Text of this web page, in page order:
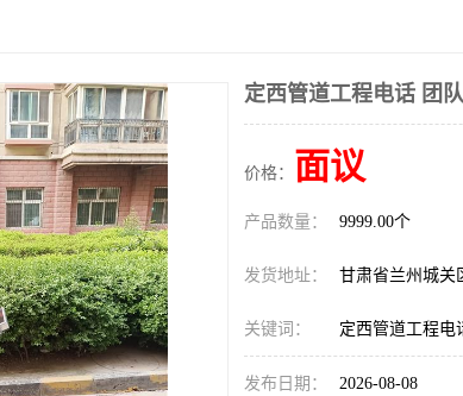
定西管道工程电话 团
价格： 面议
产品数量： 9999.00个
发货地址： 甘肃省兰州城关
关键词： 定西管道工程电
发布日期： 2026-08-08